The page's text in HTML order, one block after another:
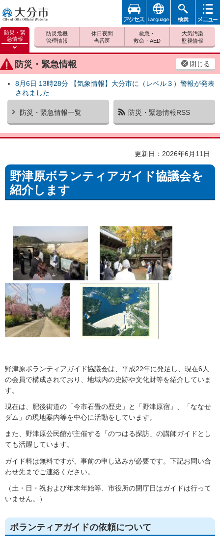
大分市
防災・緊
急情報
防災緊
急情報
を開く
防災・緊急情報 閉じる
8月6日 13時28分 【気象情報】大分市に（レベル３）警報が発表
されました
防災・緊急情報一覧 防災・緊急情報RSS
防災危機
管理情報
休日夜間
当番医
救急・
救命・AED
大気汚染
監視情報
アクセ
ス
foreign 検索
メニュ
更新日：2026年6月11日
野津原ボランティアガイド協議会を
紹介します
野津原ボランティアガイド協議会は、平成22年に発足し、現在6人
の会員で構成されており、地域内の史跡や文化財等を紹介していま
す。
現在は、肥後街道の「今市石畳の歴史」と「野津原宿」、「ななせ
ダム」の現地案内等を中心に活動をしています。
また、野津原公民館が主催する「のつはる探訪」の講師ガイドとし
ても活躍しています。
ガイド料は無料ですが、事前の申し込みが必要です。下記お問い合
わせ先までご連絡ください。
（土・日・祝および年末年始等、市役所の閉庁日はガイドは行って
いません。）
ボランティアガイドの依頼について